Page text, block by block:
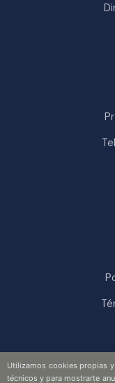
Utilizamos cookies propias
técnicos y para mostrarte